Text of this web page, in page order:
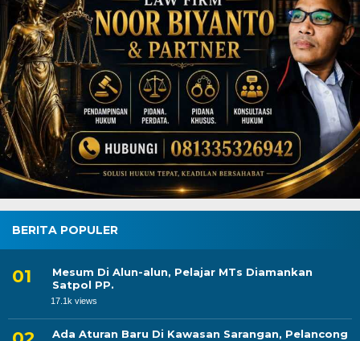
BERITA POPULER
Mesum Di Alun-alun, Pelajar MTs Diamankan
Satpol PP.
17.1k views
Ada Aturan Baru Di Kawasan Sarangan, Pelancong